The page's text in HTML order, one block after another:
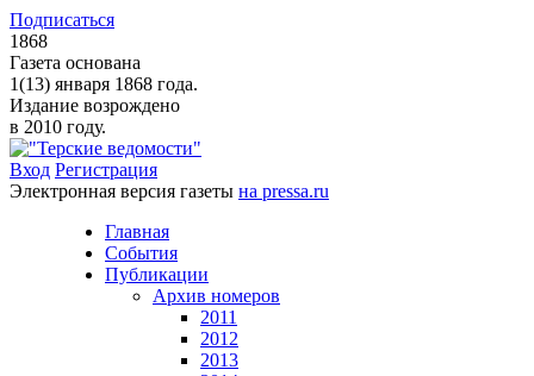
Подписаться
1868
Газета основана
1(13) января 1868 года.
Издание возрождено
в 2010 году.
Вход Регистрация
Электронная версия газеты на pressa.ru
Главная
События
Публикации
Архив номеров
2011
2012
2013